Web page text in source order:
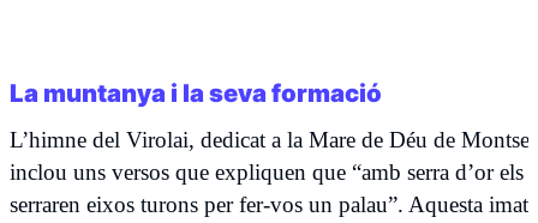
La muntanya i la seva formació
L’himne del Virolai, dedicat a la Mare de Déu de
inclou uns versos que expliquen que “amb serra d’or els
serraren eixos turons per fer-vos un palau”. Aquesta